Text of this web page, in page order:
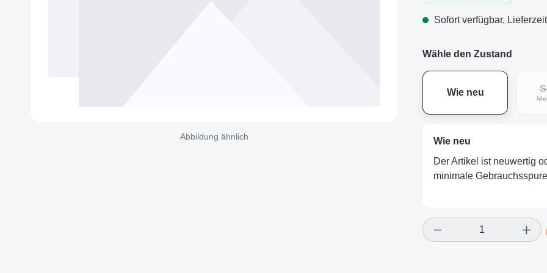
Abbildung ähnlich
Sofort verfügbar,
Wähle den Zustand
Wie neu
Wie neu
Der Artikel ist neuwertig
minimale
Produkt Anzahl: